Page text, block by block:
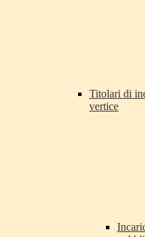
Titolari di
vertice